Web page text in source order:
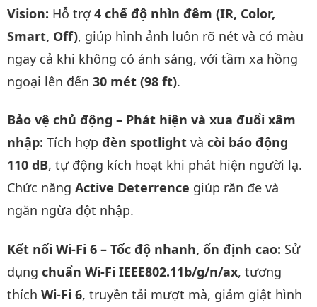
Vision: Hỗ trợ4 chế độ nhìn đêm (IR, Color,
Smart, Off), giúp hình ảnh luôn rõ nét và có màu
ngay cả khi không có ánh sáng, với tầm xa hồng
ngoại lên đến 30 mét (98 ft).
Bảo vệ chủ động – Phát hiện và xua đuổi xâm
nhập: Tích hợp đèn spotlight và còi báo động
110 dB, tự động kích hoạt khi phát hiện người lạ.
Chức năng Active Deterrence giúp răn đe và
ngăn ngừa đột nhập.
Kết nối Wi-Fi 6 – Tốc độ nhanh, ổn định cao: Sử
dụng chuẩn Wi-Fi IEEE802.11b/g/n/ax, tương
thích Wi-Fi 6, truyền tải mượt mà, giảm giật hình